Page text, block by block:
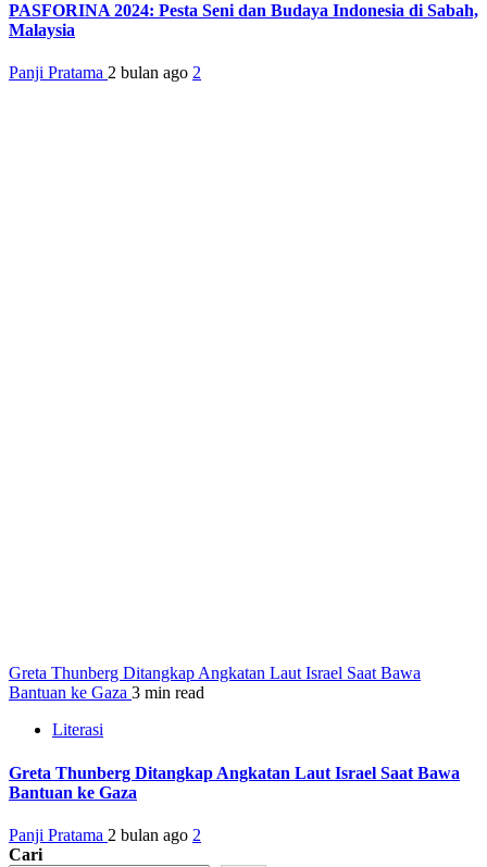
PASFORINA 2024: Pesta Seni dan Budaya Indonesia di Sabah,
Malaysia
Panji Pratama 2 bulan ago 2
Greta Thunberg Ditangkap Angkatan Laut Israel Saat Bawa
Bantuan ke Gaza 3 min read
Literasi
Greta Thunberg Ditangkap Angkatan Laut Israel Saat Bawa
Bantuan ke Gaza
Panji Pratama 2 bulan ago 2
Cari